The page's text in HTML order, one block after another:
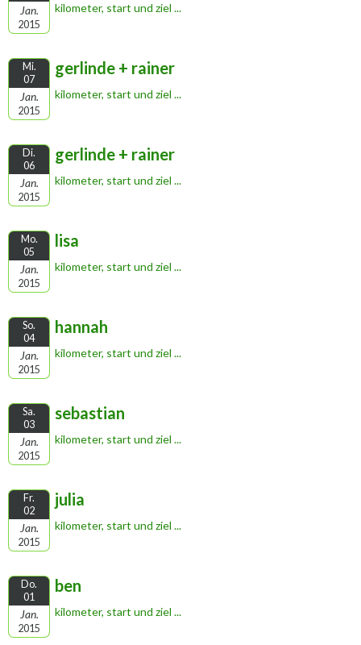
Jan.
2015
kilometer, start und ziel ...
Mi.
07
Jan.
2015
gerlinde + rainer
kilometer, start und ziel ...
Di.
06
Jan.
2015
gerlinde + rainer
kilometer, start und ziel ...
Mo.
05
Jan.
2015
lisa
kilometer, start und ziel ...
So.
04
Jan.
2015
hannah
kilometer, start und ziel ...
Sa.
03
Jan.
2015
sebastian
kilometer, start und ziel ...
Fr.
02
Jan.
2015
julia
kilometer, start und ziel ...
Do.
01
Jan.
2015
ben
kilometer, start und ziel ...